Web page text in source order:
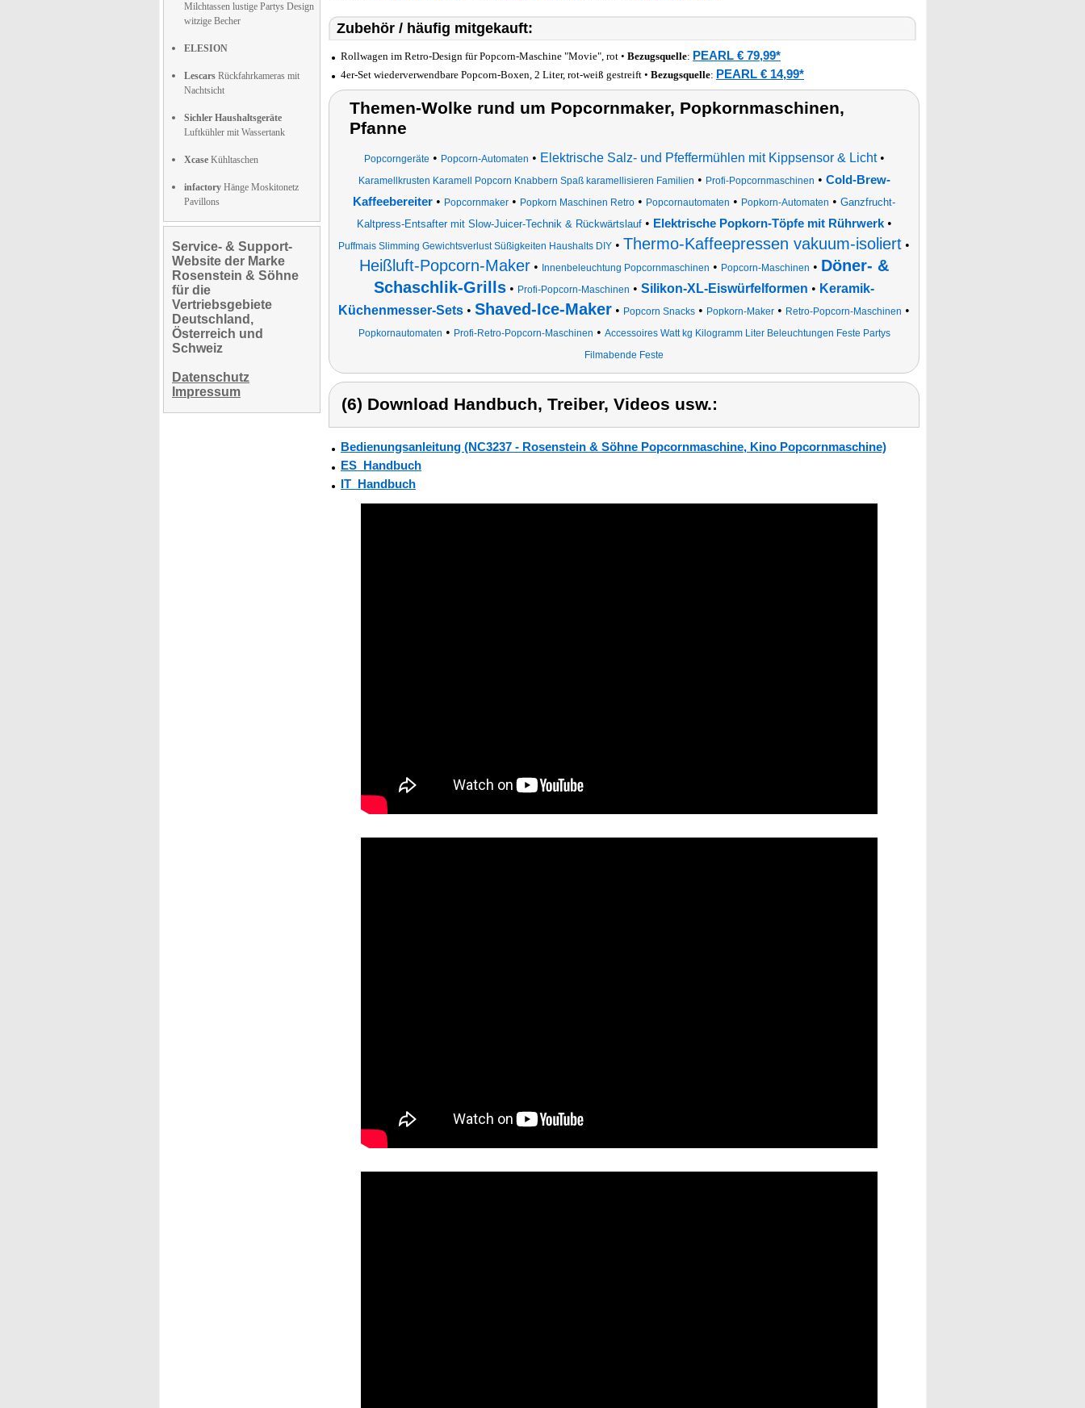
Milchtassen lustige Partys Design
witzige Becher
ELESION
Lescars Rückfahrkameras mit
Nachtsicht
Sichler Haushaltsgeräte
Luftkühler mit Wassertank
Xcase Kühltaschen
infactory Hänge Moskitonetz
Pavillons
Service- & Support-
Website der Marke
Rosenstein & Söhne
für die
Vertriebsgebiete
Deutschland,
Österreich und
Schweiz
Datenschutz
Impressum
Zubehör / häufig mitgekauft:
Rollwagen im Retro-Design für Popcorn-Maschine "Movie", rot • Bezugsquelle: PEARL € 79,99*
4er-Set wiederverwendbare Popcorn-Boxen, 2 Liter, rot-weiß gestreift • Bezugsquelle: PEARL € 14,99*
Themen-Wolke rund um Popcornmaker, Popkornmaschinen,
Pfanne
Popcorngeräte • Popcorn-Automaten • Elektrische Salz- und Pfeffermühlen mit Kippsensor & Licht•
Karamellkrusten Karamell Popcorn Knabbern Spaß karamellisieren Familien • Profi-Popcornmaschinen • Cold-Brew-
Kaffeebereiter • Popcornmaker • Popkorn Maschinen Retro • Popcornautomaten • Popkorn-Automaten • Ganzfrucht-
Kaltpress-Entsafter mit Slow-Juicer-Technik & Rückwärtslauf• Elektrische Popkorn-Töpfe mit Rührwerk•
Puffmais Slimming Gewichtsverlust Süßigkeiten Haushalts DIY • Thermo-Kaffeepressen vakuum-isoliert •
Heißluft-Popcorn-Maker • Innenbeleuchtung Popcornmaschinen • Popcorn-Maschinen • Döner- &
Schaschlik-Grills • Profi-Popcorn-Maschinen • Silikon-XL-Eiswürfelformen • Keramik-
Küchenmesser-Sets • Shaved-Ice-Maker • Popcorn Snacks • Popkorn-Maker • Retro-Popcorn-Maschinen •
Popkornautomaten • Profi-Retro-Popcorn-Maschinen • Accessoires Watt kg Kilogramm Liter Beleuchtungen Feste Partys
Filmabende Feste
(6) Download Handbuch, Treiber, Videos usw.:
Bedienungsanleitung (NC3237 - Rosenstein & Söhne Popcornmaschine, Kino Popcornmaschine)
ES_Handbuch
IT_Handbuch